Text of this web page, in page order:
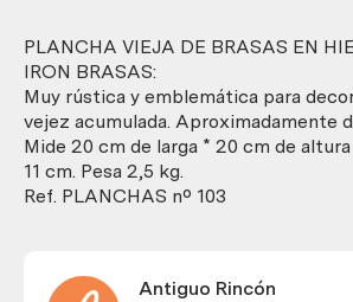
hierro.
iron
iron
brasas.
PLANCHA VIEJA DE BRASAS EN
IRON BRASAS:
Muy rústica y emblemática para
vejez acumulada. Aproximadamente
Mide 20 cm de larga * 20 cm de
11 cm. Pesa 2,5 kg.
Ref. PLANCHAS nº 103
Antiguo Rincón